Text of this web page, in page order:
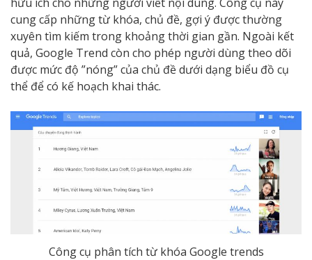
cung cấp những từ khóa, chủ đề, gợi ý được thường
xuyên tìm kiếm trong khoảng thời gian gần. Ngoài kết
quả, Google Trend còn cho phép người dùng theo dõi
được mức độ ”nóng” của chủ đề dưới dạng biểu đồ cụ
thể để có kế hoạch khai thác.
Công cụ phân tích từ khóa Google trends